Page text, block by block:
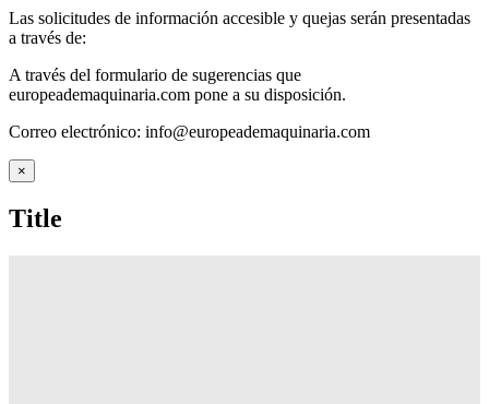
Las solicitudes de información accesible y quejas serán presentadas
a través de:
A través del formulario de sugerencias que
europeademaquinaria.com pone a su disposición.
Correo electrónico: info@europeademaquinaria.com
Close
product
view
×
Title